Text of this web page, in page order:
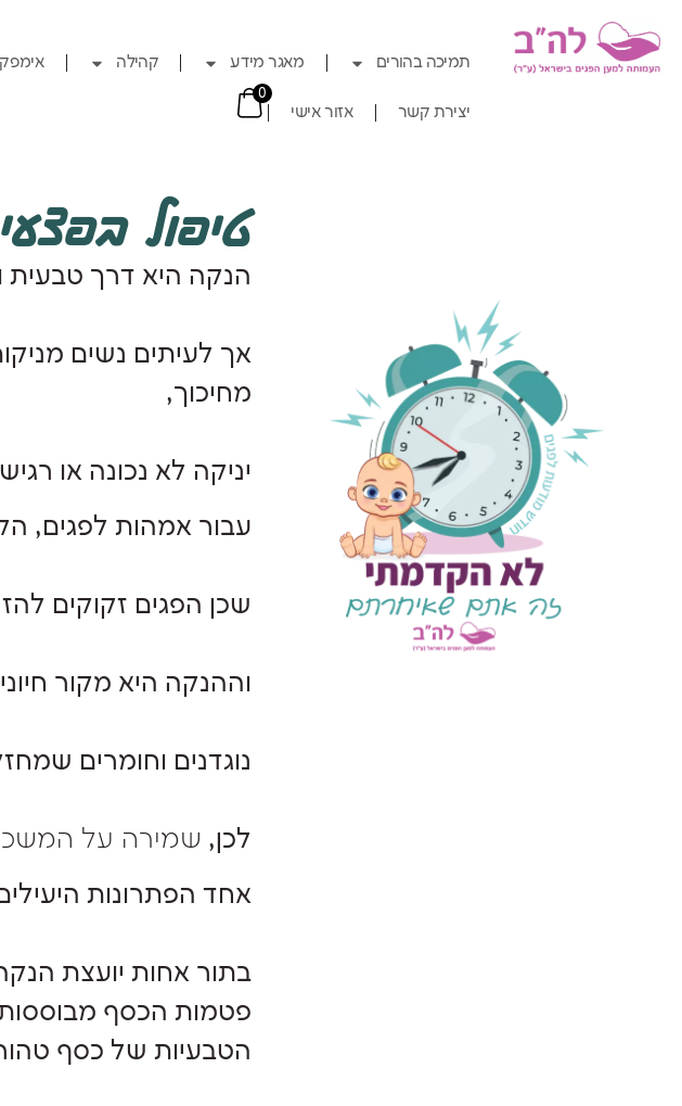
תמיכה בהורים מאגר מידע קהילה
יצירת קשר אזור אישי
0
טיפול
הנקה היא דרך טבעית
אך לעיתים נשים
מחיכוך,
יניקה לא נכונה או
עבור אמהות לפגים,
שכן הפגים זקוקים
וההנקה היא מקור
נוגדנים וחומרים
לכן, שמירה על
אחד הפתרונות
פטמות הכסף מבוססות
הטבעיות של כסף